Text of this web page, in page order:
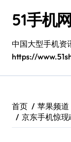
51手机网
中国大型手机资
https://
首页 苹果频道
京东手机惊